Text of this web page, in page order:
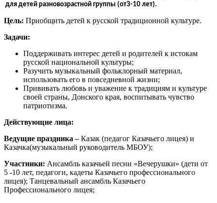
для детей разновозрастной группы (от3-10 лет).
Цель: Приобщить детей к русской традиционной культуре.
Задачи:
Поддерживать интерес детей и родителей к истокам
русской национальной культуры;
Разучить музыкальный фольклорный материал,
использовать его в повседневной жизни;
Прививать любовь и уважение к традициям и культуре
своей страны, Донского края, воспитывать чувство
патриотизма.
Действующие лица:
Ведущие праздника –Казак (педагог Казачьего лицея) и
Казачка(музыкальный руководитель МБОУ);
Участники: Ансамбль казачьей песни «Вечерушки» (дети от
5 -10 лет, педагоги, кадеты Казачьего профессионального
лицея); Танцевальный ансамбль Казачьего
Профессионального лицея;